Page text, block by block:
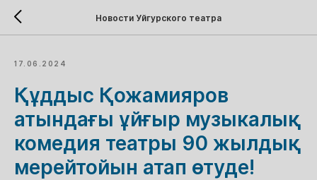
Новости Уйгурского театра
17.06.2024
Құддыс Қожамияров
атындағы ұйғыр музыкалық
комедия театры 90 жылдық
мерейтойын атап өтуде!